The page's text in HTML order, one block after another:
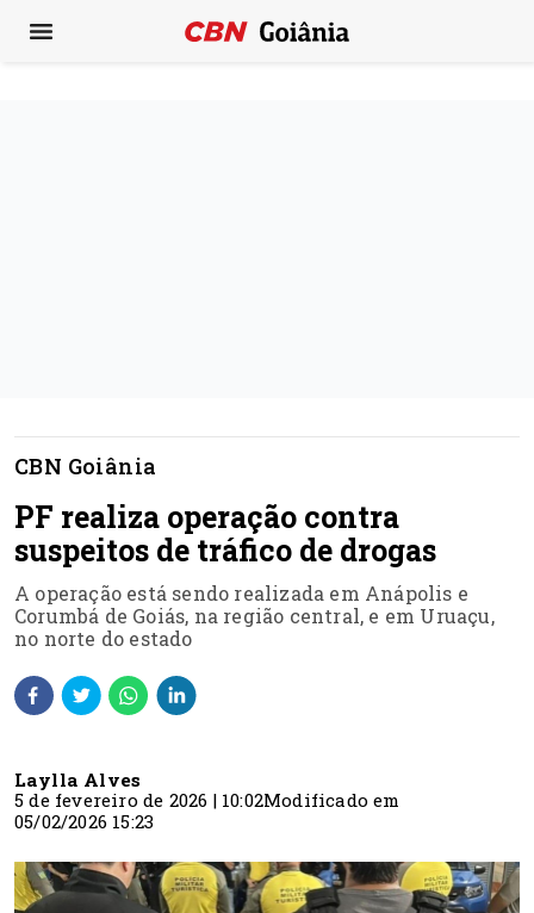
CBN Goiânia
PF realiza operação contra
suspeitos de tráfico de drogas
A operação está sendo realizada em Anápolis e
Corumbá de Goiás, na região central, e em Uruaçu,
no norte do estado
Laylla Alves
5 de fevereiro de 2026 | 10:02Modificado em
05/02/2026 15:23